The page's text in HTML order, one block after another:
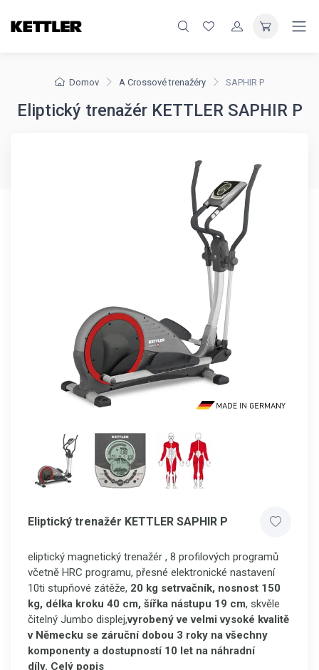
Domov A Crossové trenažéry SAPHIR P
Eliptický trenažér KETTLER SAPHIR P
Eliptický trenažér KETTLER SAPHIR P
eliptický magnetický trenažér , 8 profilových programů
včetně HRC programu, přesné elektronické nastavení
10ti stupňové zátěže, 20 kg setrvačník, nosnost 150
kg, délka kroku 40 cm, šířka nástupu 19 cm, skvěle
čitelný Jumbo displej,vyrobený ve velmi vysoké kvalitě
v Německu se záruční dobou 3 roky na všechny
komponenty a dostupností 10 let na náhradní
díly. Celý popis